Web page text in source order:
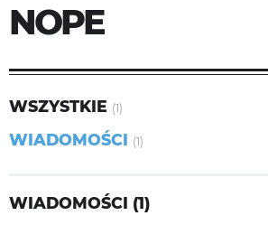
NOPE
WSZYSTKIE (1)
WIADOMOŚCI (1)
WIADOMOŚCI (1)